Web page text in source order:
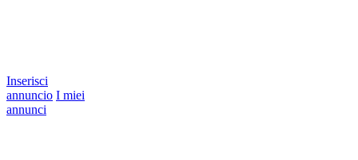
Inserisci
annuncio I miei
annunci